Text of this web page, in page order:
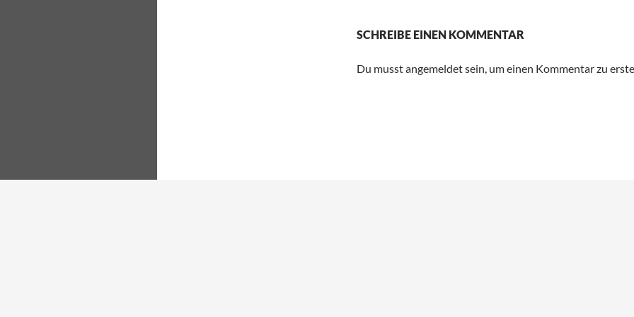
SCHREIBE EINEN KOMMENTAR
Du musst angemeldet sein, um einen Kommentar zu